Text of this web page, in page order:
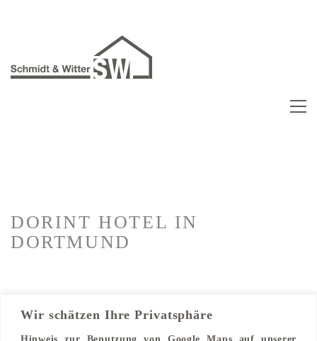
Wir schätzen Ihre Privatsphäre
DORINT HOTEL IN
DORTMUND
Trockenbau